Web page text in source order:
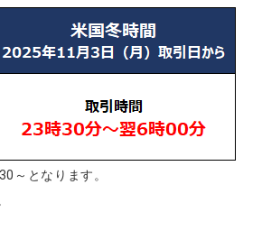
～となります。